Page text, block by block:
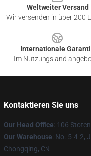
Weltweiter Versand
Wir versenden in über 200
Internationale
Im Nutzungsland
Kontaktieren Sie uns
Our Head Office: 106
Our Warehouse: No. 5-4-2,
Chongqing, CN